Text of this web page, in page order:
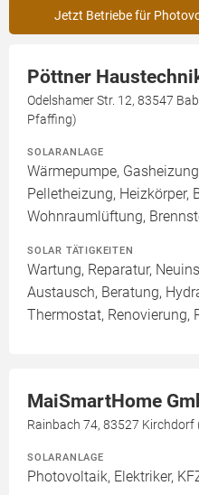
Jetzt Betriebe für
Pöttner
Odelshamer Str. 12, 83547
Pfaffing)
SOLARANLAGE
Wärmepumpe,
Pelletheizung, Heizkörper,
Wohnraumlüftung,
SOLAR TÄTIGKEITEN
Wartung, Reparatur,
Austausch, Beratung,
Thermostat, Renovierung,
MaiSmartHome
Rainbach 74, 83527
SOLARANLAGE
Photovoltaik, Elektriker,